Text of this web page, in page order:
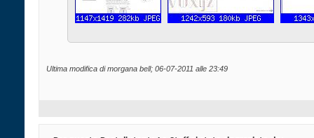
Ultima modifica di morgana bell; 06-07-2011 alle 23:49